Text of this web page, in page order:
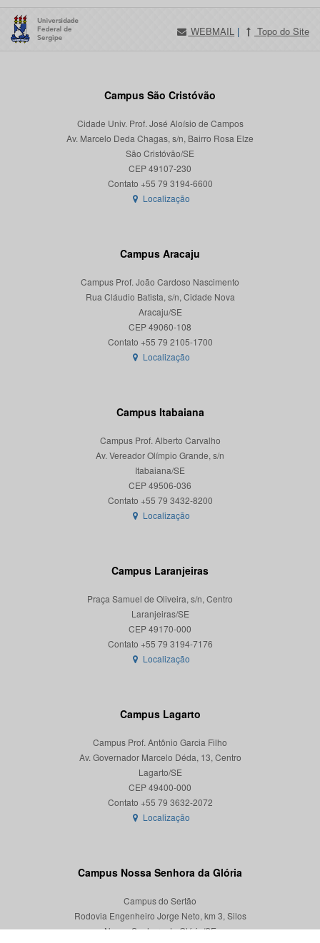
WEBMAIL | Topo do Site
Campus São Cristóvão
Cidade Univ. Prof. José Aloísio de Campos
Av. Marcelo Deda Chagas, s/n, Bairro Rosa Elze
São Cristóvão/SE
CEP 49107-230
Localização
Campus Aracaju
Campus Prof. João Cardoso Nascimento
Rua Cláudio Batista, s/n, Cidade Nova
Aracaju/SE
CEP 49060-108
Localização
Campus Itabaiana
Campus Prof. Alberto Carvalho
Av. Vereador Olímpio Grande, s/n
Itabaiana/SE
CEP 49506-036
Localização
Campus Laranjeiras
Praça Samuel de Oliveira, s/n, Centro
Laranjeiras/SE
CEP 49170-000
Localização
Campus Lagarto
Campus Prof. Antônio Garcia Filho
Av. Governador Marcelo Déda, 13, Centro
Lagarto/SE
CEP 49400-000
Localização
Campus Nossa Senhora da Glória
Campus do Sertão
Rodovia Engenheiro Jorge Neto, km 3, Silos
Nossa Senhora da Glória/SE